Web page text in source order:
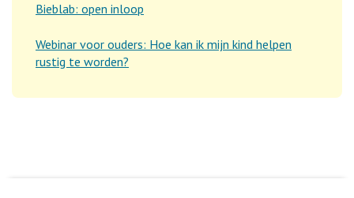
Bieblab: open inloop
Webinar voor ouders: Hoe kan ik mijn kind helpen
rustig te worden?